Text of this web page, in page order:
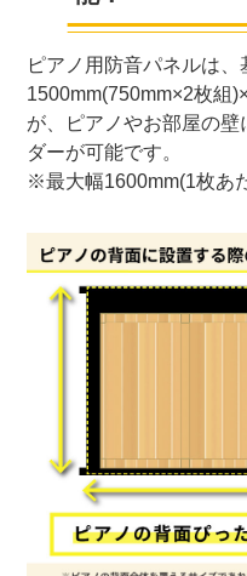
ピアノ用防音パネルは、
1500mm(750mm×2枚組
が、ピアノやお部屋の
ダーが可能です。
※最大幅1600mm(1枚あ